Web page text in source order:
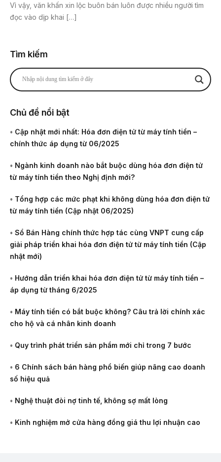
Vì vậy, văn khấn xin lộc buôn bán luôn được nhiều người tìm
đọc vào dịp khai […]
Tìm kiếm
Chủ đề nổi bật
• Cập nhật mới nhất: Hóa đơn điện tử từ máy tính tiền –
chính thức áp dụng từ 06/2025
• Ngành kinh doanh nào bắt buộc dùng hóa đơn điện tử
từ máy tính tiền theo Nghị định mới?
• Tổng hợp các mức phạt khi không dùng hóa đơn điện tử
từ máy tính tiền (Cập nhật 06/2025)
• Sổ Bán Hàng chính thức hợp tác cùng VNPT cung cấp
giải pháp triển khai hóa đơn điện tử từ máy tính tiền (Cập
nhật mới)
• Hướng dẫn triển khai hóa đơn điện tử từ máy tính tiền –
áp dụng từ tháng 6/2025
• Máy tính tiền có bắt buộc không? Câu trả lời chính xác
cho hộ và cá nhân kinh doanh
• Quy trình phát triển sản phẩm mới chỉ trong 7 bước
• 6 Chính sách bán hàng phổ biến giúp nâng cao doanh
số hiệu quả
• Nghệ thuật đòi nợ tinh tế, không sợ mất lòng
• Kinh nghiệm mở cửa hàng đồng giá thu lợi nhuận cao